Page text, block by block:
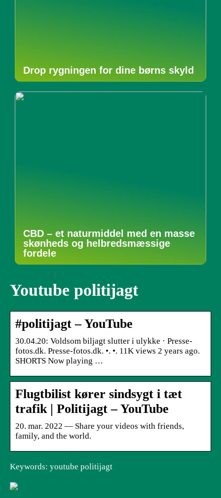
Drop rygningen for dine børns skyld
CBD – et naturmiddel med en masse
skønheds og helbredsmæssige
fordele
Youtube politijagt
#politijagt – YouTube
30.04.20: Voldsom biljagt slutter i ulykke · Presse-
fotos.dk. Presse-fotos.dk. •. •. 11K views 2 years ago.
SHORTS Now playing …
Flugtbilist kører sindsygt i tæt
trafik | Politijagt – YouTube
20. mar. 2022 — Share your videos with friends,
family, and the world.
Keywords: youtube politijagt